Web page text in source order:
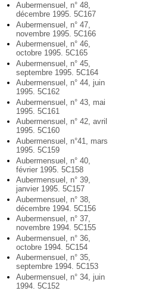
Aubermensuel, n° 48,
décembre 1995. 5C167
Aubermensuel, n° 47,
novembre 1995. 5C166
Aubermensuel, n° 46,
octobre 1995. 5C165
Aubermensuel, n° 45,
septembre 1995. 5C164
Aubermensuel, n° 44, juin
1995. 5C162
Aubermensuel, n° 43, mai
1995. 5C161
Aubermensuel, n° 42, avril
1995. 5C160
Aubermensuel, n°41, mars
1995. 5C159
Aubermensuel, n° 40,
février 1995. 5C158
Aubermensuel, n° 39,
janvier 1995. 5C157
Aubermensuel, n° 38,
décembre 1994. 5C156
Aubermensuel, n° 37,
novembre 1994. 5C155
Aubermensuel, n° 36,
octobre 1994. 5C154
Aubermensuel, n° 35,
septembre 1994. 5C153
Aubermensuel, n° 34, juin
1994. 5C152